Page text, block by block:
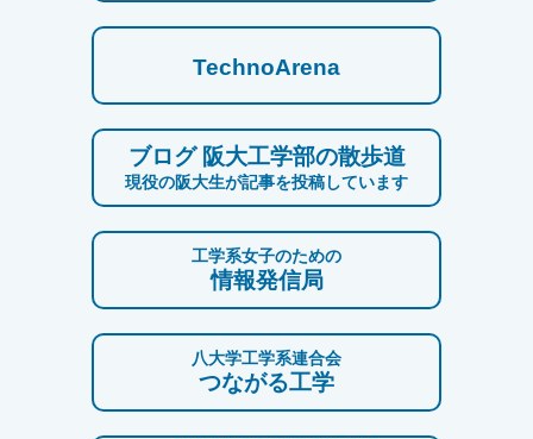
TechnoArena
ブログ 阪大工学部の散歩道
現役の阪大生が記事を投稿しています
工学系女子のための
情報発信局
八大学工学系連合会
つながる工学